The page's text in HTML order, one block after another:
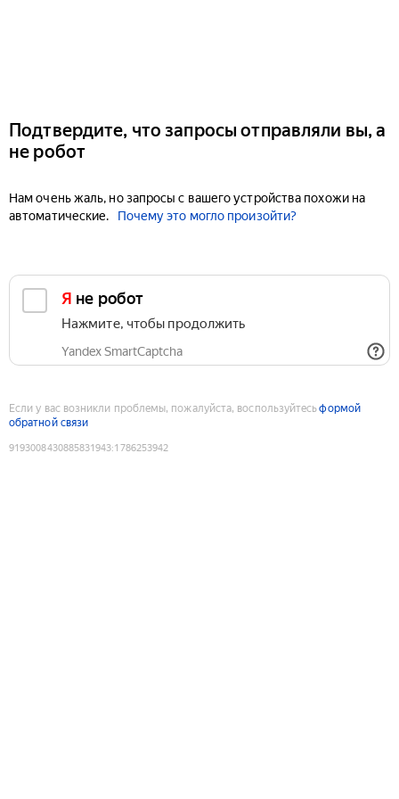
Подтвердите, что запросы отправляли вы, а
не робот
Нам очень жаль, но запросы с вашего устройства похожи на
автоматические.
Почему это могло произойти?
Я не робот
Нажмите, чтобы продолжить
Yandex SmartCaptcha
Если у вас возникли проблемы, пожалуйста, воспользуйтесьформой
обратной связи
9193008430885831943:1786253942